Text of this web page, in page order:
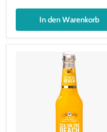
In den Warenkorb